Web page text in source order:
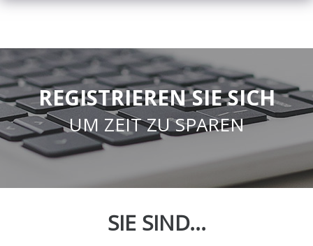
REGISTRIEREN SIE SICH
UM ZEIT ZU SPAREN
SIE SIND...